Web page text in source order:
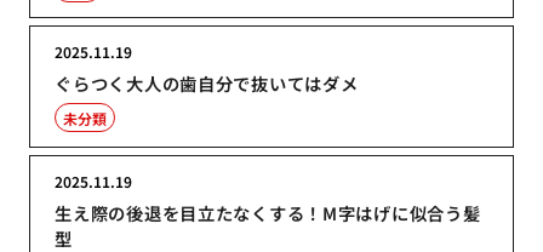
ぐらつく大人の歯自分で抜いてはダメ
2025.11.19
未分類
生え際の後退を目立たなくする！M字はげに似合う髪
型
2025.11.19